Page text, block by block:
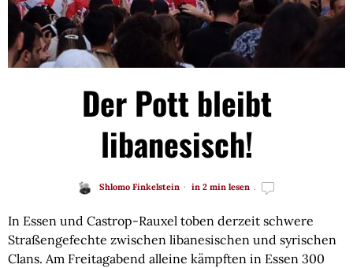
Der Pott bleibt
libanesisch!
Shlomo Finkelstein in 2 min lesen
In Essen und Castrop-Rauxel toben derzeit schwere
Straßengefechte zwischen libanesischen und syrischen
Clans. Am Freitagabend alleine kämpften in Essen 300